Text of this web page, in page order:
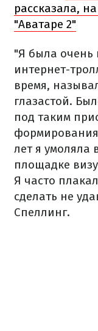
рассказала,
"Аватаре 2"
"Я была очень
интернет-
время,
глазастой.
под таким
лет я умоляла
площадке
Я часто
сделать не
Спеллинг.